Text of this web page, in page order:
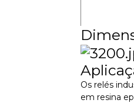
Os relés
em resina